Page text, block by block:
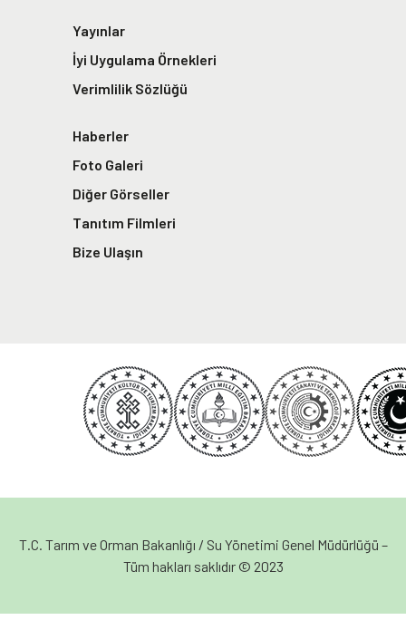
Yayınlar
İyi Uygulama Örnekleri
Verimlilik Sözlüğü
Haberler
Foto Galeri
Diğer Görseller
Tanıtım Filmleri
Bize Ulaşın
T.C. Tarım ve Orman Bakanlığı / Su Yönetimi Genel Müdürlüğü –
Tüm hakları saklıdır © 2023